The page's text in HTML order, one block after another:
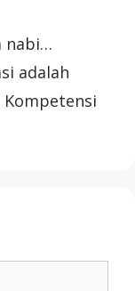
nabi…
adalah
Kompetensi